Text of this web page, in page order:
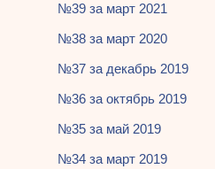
№39 за март 2021
№38 за март 2020
№37 за декабрь 2019
№36 за октябрь 2019
№35 за май 2019
№34 за март 2019